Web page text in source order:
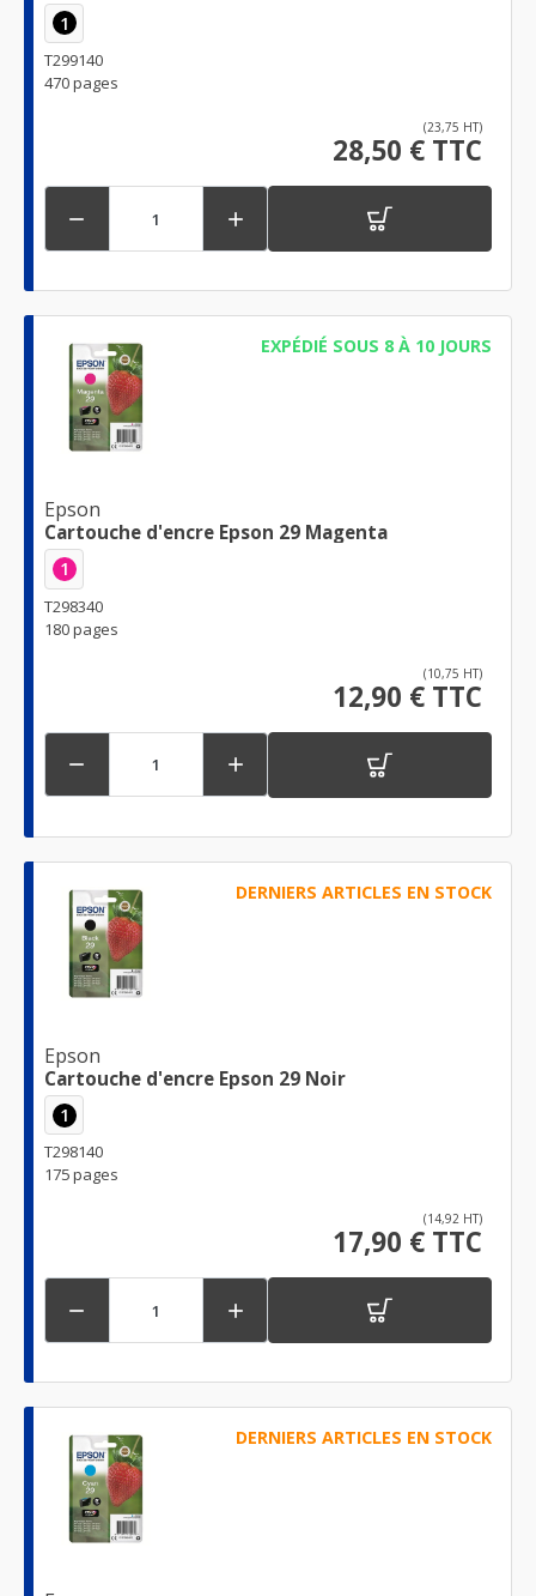
1
T299140
470 pages
(23,75 HT)
28,50 € TTC
 
EXPÉDIÉ SOUS 8 À 10 JOURS
Epson
Cartouche d'encre Epson 29 Magenta
1
T298340
180 pages
(10,75 HT)
12,90 € TTC
 
DERNIERS ARTICLES EN STOCK
Epson
Cartouche d'encre Epson 29 Noir
1
T298140
175 pages
(14,92 HT)
17,90 € TTC
 
DERNIERS ARTICLES EN STOCK